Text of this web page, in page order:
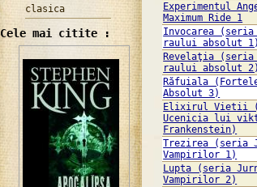
clasica
Cele mai citite :
Experimentul
Maximum Ride 1
Invocarea
raului absolut 1)
Revelaţia
raului absolut 2)
Răfuiala
Absolut 3)
Elixirul Vietii
Ucenicia lui
Frankenstein)
Trezirea (seria
Vampirilor 1)
Lupta (seria
Vampirilor 2)